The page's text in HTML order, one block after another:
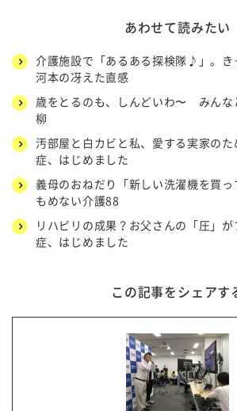
あわせて読みたい
介護施設で「あるある探検隊♪」。き
河本の冴えた直感
歳をとるのも、しんどいわ〜 みんな
柳
汚部屋と白カビと私、愛する実家の
症、はじめました
義母のおねだり「新しい洗濯機を買
もめない介護88
リハビリの成果？お父さんの「圧」
症、はじめました
この記事をシェアす